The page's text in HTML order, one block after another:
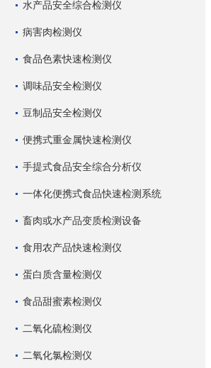
水产品安全综合检测仪
病害肉检测仪
食品色素快速检测仪
调味品安全检测仪
豆制品安全检测仪
便携式重金属快速检测仪
手提式食品安全综合分析仪
一体化便携式食品快速检测系统
畜肉或水产品变质检测设备
食用农产品快速检测仪
蛋白质含量检测仪
食品甜蜜素检测仪
二氧化硫检测仪
二氧化氯检测仪